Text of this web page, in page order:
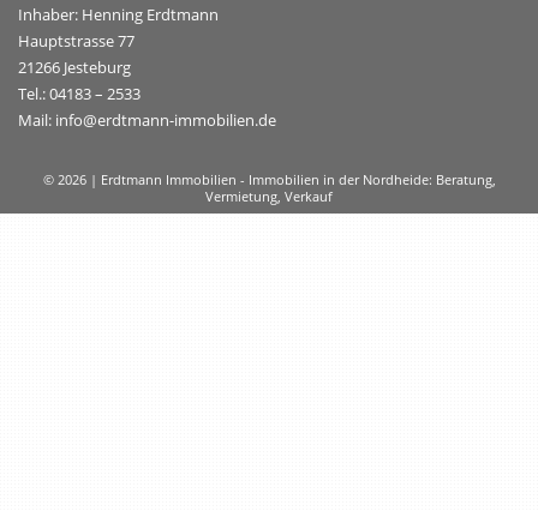
Inhaber: Henning Erdtmann
Hauptstrasse 77
21266 Jesteburg
Tel.: 04183 – 2533
Mail: info@erdtmann-immobilien.de
© 2026 | Erdtmann Immobilien - Immobilien in der Nordheide: Beratung,
Vermietung, Verkauf